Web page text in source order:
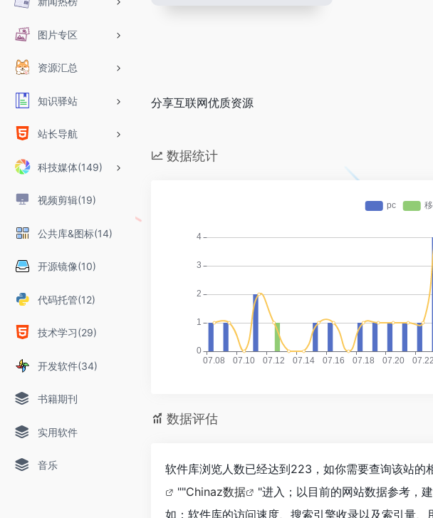
图片专区
资源汇总
知识驿站
站长导航
科技媒体(149)
视频剪辑(19)
公共库&图标(14)
开源镜像(10)
代码托管(12)
技术学习(29)
开发软件(34)
书籍期刊
实用软件
音乐
分享互联网优质资源
数据统计
数据评估
软件库浏览人数已经达到223，如你需要查询该站的
""Chinaz数据
"进入；以目前的网站数据参考，
如：软件库的访问速度、搜索引擎收录以及索引量